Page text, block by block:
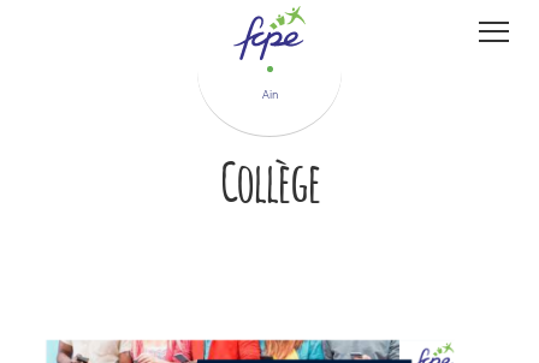
Ain
Collège